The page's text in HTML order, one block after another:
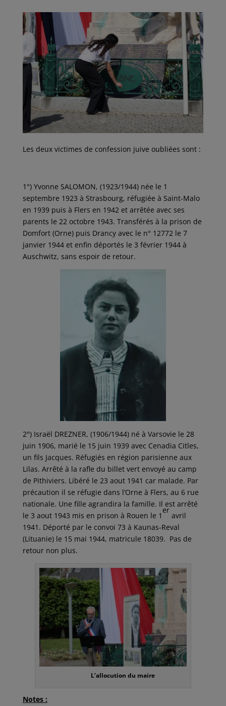
Les deux victimes de confession juive oubliées sont :
1°) Yvonne SALOMON, (1923/1944) née le 1
septembre 1923 à Strasbourg, réfugiée à Saint-Malo
en 1939 puis à Flers en 1942 et arrêtée avec ses
parents le 22 octobre 1943. Transférés à la prison de
Domfort (Orne) puis Drancy avec le n° 12772 le 7
janvier 1944 et enfin déportés le 3 février 1944 à
Auschwitz, sans espoir de retour.
2°) Israël DREZNER, (1906/1944) né à Varsovie le 28
juin 1906, marié le 15 juin 1939 avec Cenadia Citles,
un fils Jacques. Réfugiés en région parisienne aux
Lilas. Arrêté à la rafle du billet vert envoyé au camp
de Pithiviers. Libéré le 23 aout 1941 car malade. Par
précaution il se réfugie dans l’Orne à Flers, au 6 rue
nationale. Une fille agrandira la famille. Il est arrêté
le 3 aout 1943 mis en prison à Rouen le 1
er
avril
1941. Déporté par le convoi 73 à Kaunas-Reval
(Lituanie) le 15 mai 1944, matricule 18039. Pas de
retour non plus.
L’allocution du maire
Notes :